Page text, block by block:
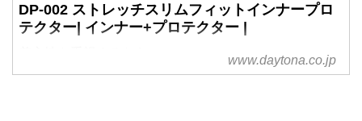
DP-002 ストレッチスリムフィットインナープロ
テクター| インナー+プロテクター |
www.daytona.co.jp